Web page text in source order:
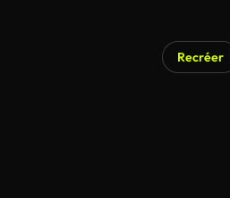
Recréer